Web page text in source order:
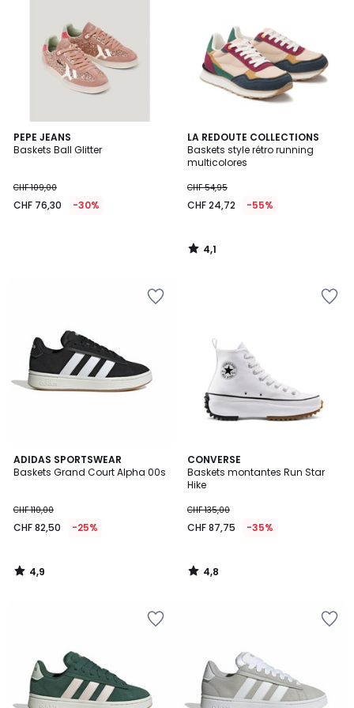
PEPE JEANS
Baskets Ball Glitter
CHF 109,00
CHF 76,30 -30%
LA REDOUTE COLLECTIONS
Baskets style rétro running
multicolores
CHF 54,95
CHF 24,72 -55%
4,1
/ 5
4,1
/
ADIDAS SPORTSWEAR
Baskets Grand Court Alpha 00s
CHF 110,00
CHF 82,50 -25%
4,9
/ 5
4,9
/
CONVERSE
Baskets montantes Run Star
Hike
CHF 135,00
CHF 87,75 -35%
4,8
/ 5
4,8
/